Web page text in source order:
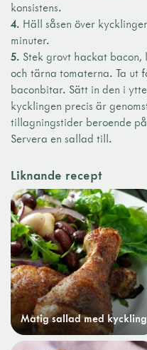
konsistens.
4. Häll såsen över
minuter.
5. Stek grovt hackat
och tärna tomaterna. Ta ut
baconbitar. Sätt in den i
kycklingen precis är
tillagningstider beroende
Servera en sallad till.
Liknande recept
Matig sallad med kyckling